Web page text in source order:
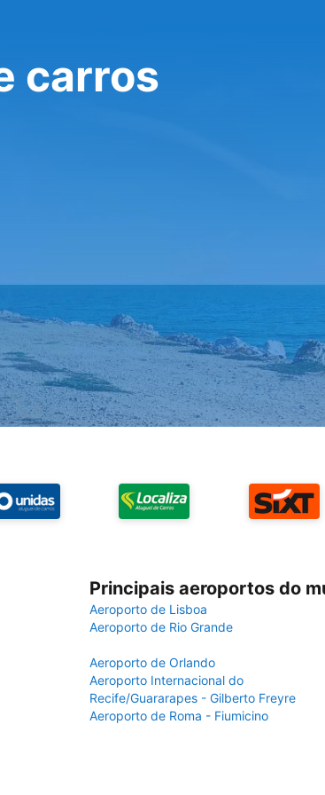
carros
Principais aeroportos do
Aeroporto de Lisboa
Aeroporto de Rio Grande
Aeroporto de Orlando
Aeroporto Internacional do
Recife/Guararapes - Gilberto Freyre
Aeroporto de Roma - Fiumicino